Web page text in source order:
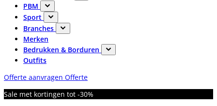
PBM
Sport
Branches
Merken
Bedrukken & Borduren
Outfits
Offerte aanvragen Offerte
Sale met kortingen tot -30%